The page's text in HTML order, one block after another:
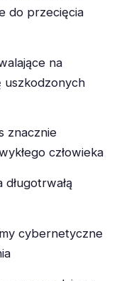
do przecięcia
na
uszkodzonych
znacznie
człowieka
cybernetyczne